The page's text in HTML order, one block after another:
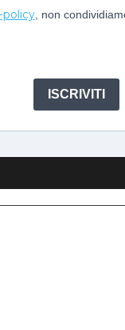
policy, non
ISCRIVITI